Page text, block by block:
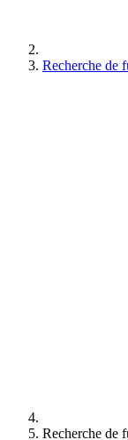
Recherche de
Recherche de